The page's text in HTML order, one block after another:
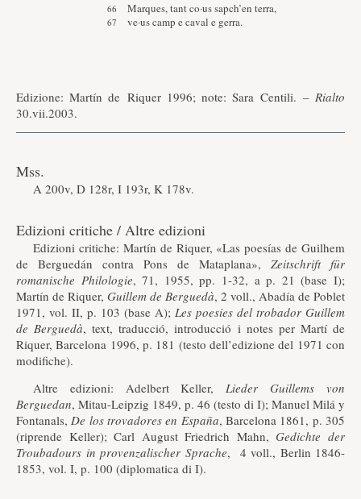
Marques, tant co·us sapch’en terra,
ve·us camp e caval e gerra.
Edizione: Martín de Riquer 1996; note: Sara Centili. – Rialto
30.vii.2003.
Mss.
A 200v, D 128r, I 193r, K 178v.
Edizioni critiche / Altre edizioni
Edizioni critiche: Martín de Riquer, «Las poesías de Guilhem
de Berguedán contra Pons de Mataplana», Zeitschrift für
romanische Philologie, 71, 1955, pp. 1-32, a p. 21 (base I);
Martín de Riquer, Guillem de Berguedà, 2 voll., Abadía de Poblet
1971, vol. II, p. 103 (base A); Les poesies del trobador Guillem
de Berguedà, text, traducció, introducció i notes per Martí de
Riquer, Barcelona 1996, p. 181 (testo dell’edizione del 1971 con
modifiche).
Altre edizioni: Adelbert Keller,Lieder Guillems von
Berguedan, Mitau-Leipzig 1849, p. 46 (testo di I); Manuel Milá y
Fontanals,De los trovadores en España, Barcelona 1861, p. 305
(riprende Keller); Carl August Friedrich Mahn,Gedichte der
Troubadours in provenzalischer Sprache, 4 voll., Berlin 1846-
1853, vol. I, p. 100 (diplomatica di I).